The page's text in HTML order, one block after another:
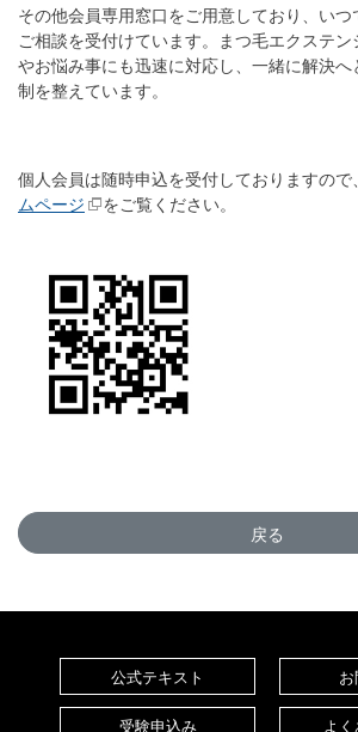
その他会員専用窓口をご用意しており、い
ご相談を受付けています。まつ毛エクステ
やお悩み事にも迅速に対応し、一緒に解決
制を整えています。
個人会員は随時申込を受付しておりますので
ムページ
をご覧ください。
戻る
公式テキスト
受験申込み よ